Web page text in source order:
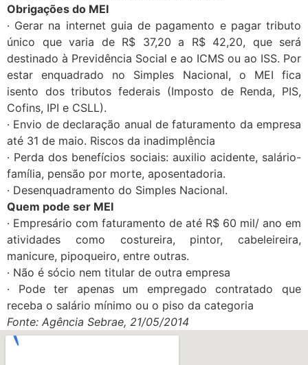
Obrigações do MEI
· Gerar na internet guia de pagamento e pagar tributo
único que varia de R$ 37,20 a R$ 42,20, que será
destinado à Previdência Social e ao ICMS ou ao ISS. Por
estar enquadrado no Simples Nacional, o MEI fica
isento dos tributos federais (Imposto de Renda, PIS,
Cofins, IPI e CSLL).
· Envio de declaração anual de faturamento da empresa
até 31 de maio. Riscos da inadimplência
· Perda dos benefícios sociais: auxilio acidente, salário-
família, pensão por morte, aposentadoria.
· Desenquadramento do Simples Nacional.
Quem pode ser MEI
· Empresário com faturamento de até R$ 60 mil/ ano em
atividades como costureira, pintor, cabeleireira,
manicure, pipoqueiro, entre outras.
· Não é sócio nem titular de outra empresa
· Pode ter apenas um empregado contratado que
receba o salário mínimo ou o piso da categoria
Fonte: Agência Sebrae, 21/05/2014